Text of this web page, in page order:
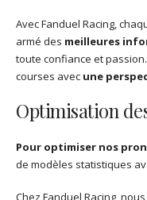
Avec Fanduel Racing,
armé des meilleures
toute confiance et
courses avec une
Optimisation
Pour optimiser nos
de modèles statistiques
Chez Fanduel Racing,